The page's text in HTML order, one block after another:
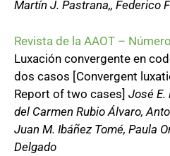
Martín J. Pastrana,, Federico
Revista de la AAOT –
Luxación convergente en
dos casos [Convergent
Report of two cases] José E.
del Carmen Rubio Álvaro,
Juan M. Ibáñez Tomé, Paula
Delgado